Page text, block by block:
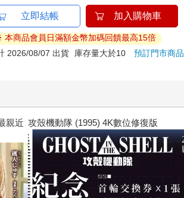
立即結帳 加入購物車
本商品會員日滿額金幣加碼回饋最高15倍
2026/08/07 出貨
庫存量大於10預訂門市商品
親近 攻殼機動隊 (1995) 4K數位修復版